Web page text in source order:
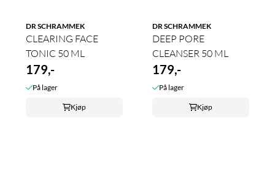
DR SCHRAMMEK
CLEARING FACE
TONIC 50 ML
179,-
På lager
Kjøp
DR SCHRAMMEK
DEEP PORE
CLEANSER 50 ML
179,-
På lager
Kjøp